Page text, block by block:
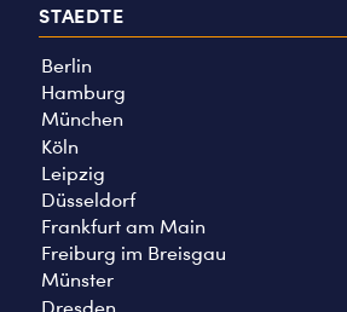
STAEDTE
Berlin
Hamburg
München
Köln
Leipzig
Düsseldorf
Frankfurt am Main
Freiburg im Breisgau
Münster
Dresden